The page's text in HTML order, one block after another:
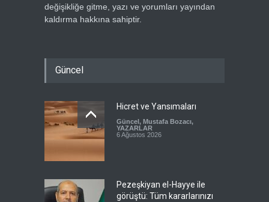
değişikliğe gitme, yazı ve yorumları yayından
kaldırma hakkına sahiptir.
Güncel
Hicret ve Yansımaları
Güncel , Mustafa Bozacı,
YAZARLAR
6 Ağustos 2026
Pezeşkiyan el-Hayye ile
görüştü: Tüm kararlarınızı